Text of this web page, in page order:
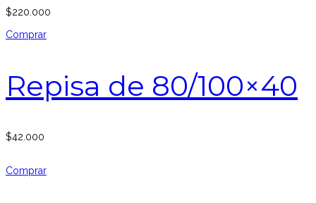
$220.000
Comprar
Repisa de 80/100×40
$42.000
Comprar